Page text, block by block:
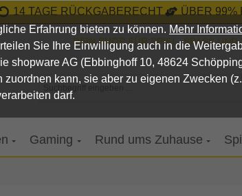
14 TAGE RÜCKGABERECHT ÜBER 99%
DEIN SHOP FÜR SPIEL, SPASS UND
Suchbegriff eingeben ...
Gaming Rund ums Zuhause
Erfahrung bieten zu können. Mehr
Sie Ihre Einwilligung auch in die
shopware AG (Ebbinghoff 10, 48624
kann, sie aber zu eigenen Zwecken
darf.